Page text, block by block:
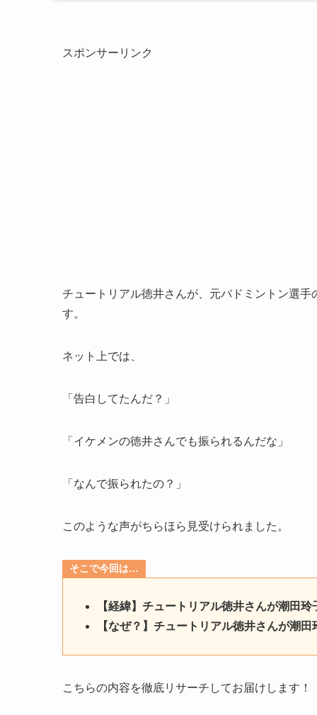
スポンサーリンク
チュートリアル徳井さんが、元バドミントン選手
す。
ネット上では、
「告白してたんだ？」
「イケメンの徳井さんでも振られるんだな」
「なんで振られたの？」
このような声がちらほら見受けられました。
そこで今回は…
【経緯】チュートリアル徳井さんが潮田玲
【なぜ？】チュートリアル徳井さんが潮
こちらの内容を徹底リサーチしてお届けします！